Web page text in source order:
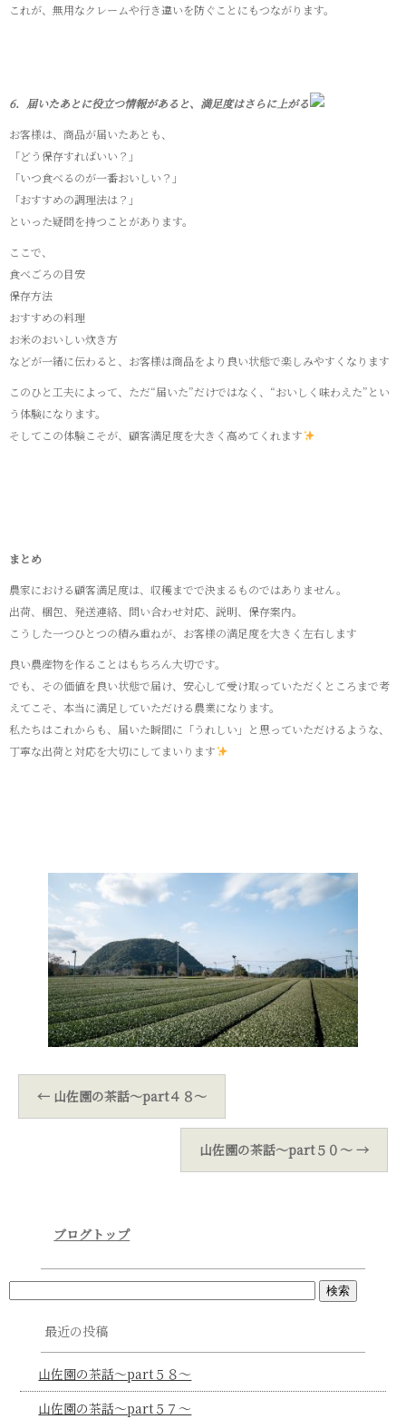
これが、無用なクレームや行き違いを防ぐことにもつながります。
6．届いたあとに役立つ情報があると、満足度はさらに上がる
お客様は、商品が届いたあとも、
「どう保存すればいい？」
「いつ食べるのが一番おいしい？」
「おすすめの調理法は？」
といった疑問を持つことがあります。
ここで、
食べごろの目安
保存方法
おすすめの料理
お米のおいしい炊き方
などが一緒に伝わると、お客様は商品をより良い状態で楽しみやすくなります
このひと工夫によって、ただ“届いた”だけではなく、“おいしく味わえた”とい
う体験になります。
そしてこの体験こそが、顧客満足度を大きく高めてくれます
まとめ
農家における顧客満足度は、収穫までで決まるものではありません。
出荷、梱包、発送連絡、問い合わせ対応、説明、保存案内。
こうした一つひとつの積み重ねが、お客様の満足度を大きく左右します
良い農産物を作ることはもちろん大切です。
でも、その価値を良い状態で届け、安心して受け取っていただくところまで考
えてこそ、本当に満足していただける農業になります。
私たちはこれからも、届いた瞬間に「うれしい」と思っていただけるような、
丁寧な出荷と対応を大切にしてまいります
← 山佐園の茶話～part４８～
山佐園の茶話～part５０～ →
ブログトップ
最近の投稿
山佐園の茶話～part５８～
山佐園の茶話～part５７～